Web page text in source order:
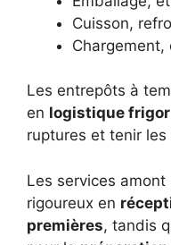
Cuisson,
Chargement,
Les entrepôts à
en logistique
ruptures et tenir les
Les services
rigoureux en
premières, tandis